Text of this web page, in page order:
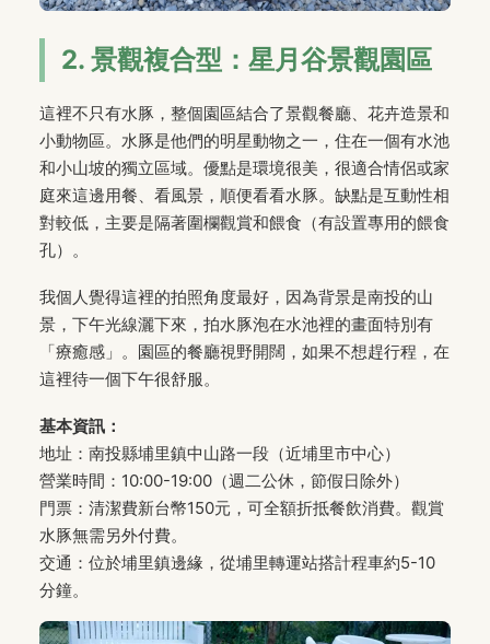
2. 景觀複合型：星月谷景觀園區
這裡不只有水豚，整個園區結合了景觀餐廳、花卉造景和
小動物區。水豚是他們的明星動物之一，住在一個有水池
和小山坡的獨立區域。優點是環境很美，很適合情侶或家
庭來這邊用餐、看風景，順便看看水豚。缺點是互動性相
對較低，主要是隔著圍欄觀賞和餵食（有設置專用的餵食
孔）。
我個人覺得這裡的拍照角度最好，因為背景是南投的山
景，下午光線灑下來，拍水豚泡在水池裡的畫面特別有
「療癒感」。園區的餐廳視野開闊，如果不想趕行程，在
這裡待一個下午很舒服。
基本資訊：
地址：南投縣埔里鎮中山路一段（近埔里市中心）
營業時間：10:00-19:00（週二公休，節假日除外）
門票：清潔費新台幣150元，可全額折抵餐飲消費。觀賞
水豚無需另外付費。
交通：位於埔里鎮邊緣，從埔里轉運站搭計程車約5-10
分鐘。